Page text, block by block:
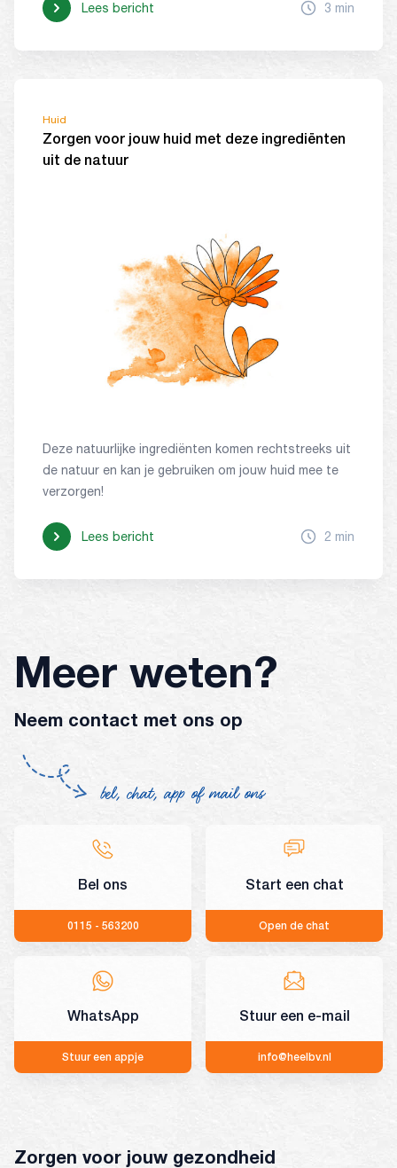
Lees bericht 3 min
Huid
Zorgen voor jouw huid met deze ingrediënten
uit de natuur
Deze natuurlijke ingrediënten komen rechtstreeks uit
de natuur en kan je gebruiken om jouw huid mee te
verzorgen!
Lees bericht 2 min
Meer weten?
Neem contact met ons op
bel, chat, app of mail ons
Bel ons
0115 - 563200
Start een chat
Open de chat
WhatsApp
Stuur een appje
Stuur een e-mail
info@heelbv.nl
Zorgen voor jouw gezondheid